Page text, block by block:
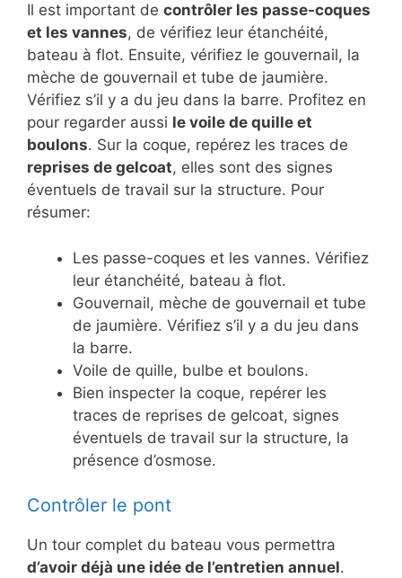
Il est important de contrôler les passe-coques
et les vannes, de vérifiez leur étanchéité,
bateau à flot. Ensuite, vérifiez le gouvernail, la
mèche de gouvernail et tube de jaumière.
Vérifiez s’il y a du jeu dans la barre. Profitez en
pour regarder aussi le voile de quille et
boulons. Sur la coque, repérez les traces de
reprises de gelcoat, elles sont des signes
éventuels de travail sur la structure. Pour
résumer:
Les passe-coques et les vannes. Vérifiez
leur étanchéité, bateau à flot.
Gouvernail, mèche de gouvernail et tube
de jaumière. Vérifiez s’il y a du jeu dans
la barre.
Voile de quille, bulbe et boulons.
Bien inspecter la coque, repérer les
traces de reprises de gelcoat, signes
éventuels de travail sur la structure, la
présence d’osmose.
Contrôler le pont
Un tour complet du bateau vous permettra
d’avoir déjà une idée de l’entretien annuel.